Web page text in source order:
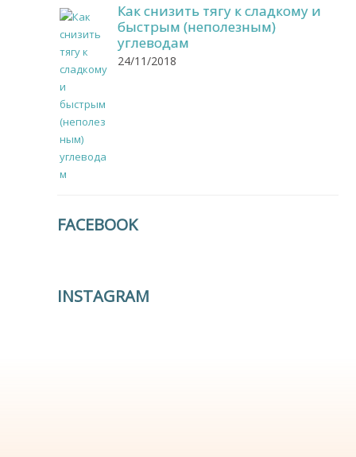
Как снизить тягу к сладкому и
быстрым (неполезным)
углеводам
24/11/2018
FACEBOOK
INSTAGRAM